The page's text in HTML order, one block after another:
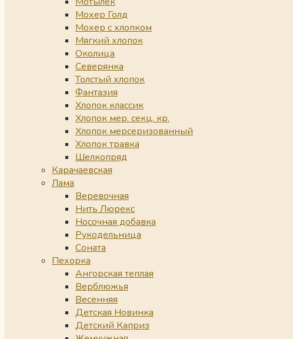
Мохер Голд
Мохер с хлопком
Мягкий хлопок
Околица
Северянка
Толстый хлопок
Фантазия
Хлопок классик
Хлопок мер. секц. кр.
Хлопок мерсеризованный
Хлопок травка
Шелкопряд
Карачаевская
Лама
Веревочная
Нить Люрекс
Носочная добавка
Рукодельница
Соната
Пехорка
Ангорская теплая
Верблюжья
Весенняя
Детская Новинка
Детский Каприз